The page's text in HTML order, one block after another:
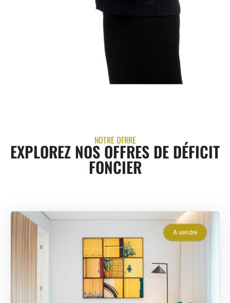
NOTRE OFRRE
EXPLOREZ NOS OFFRES DE DÉFICIT
FONCIER
A vendre